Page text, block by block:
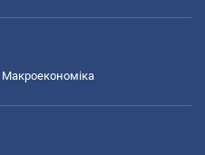
Макроекономіка